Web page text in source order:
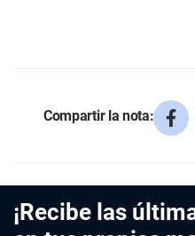
Compartir la nota:
¡Recibe las